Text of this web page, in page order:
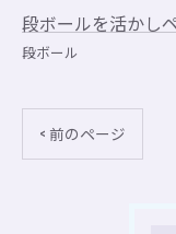
段ボールを活かし
段ボール
< 前のページ